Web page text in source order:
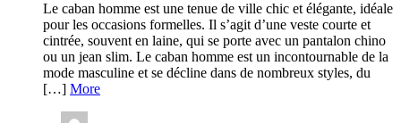
Le caban homme est une tenue de ville chic et élégante, idéale
pour les occasions formelles. Il s’agit d’une veste courte et
cintrée, souvent en laine, qui se porte avec un pantalon chino
ou un jean slim. Le caban homme est un incontournable de la
mode masculine et se décline dans de nombreux styles, du
[…] More